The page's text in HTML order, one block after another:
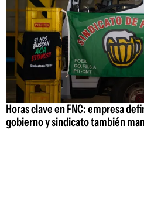
Horas clave en FNC: empresa
gobierno y sindicato también